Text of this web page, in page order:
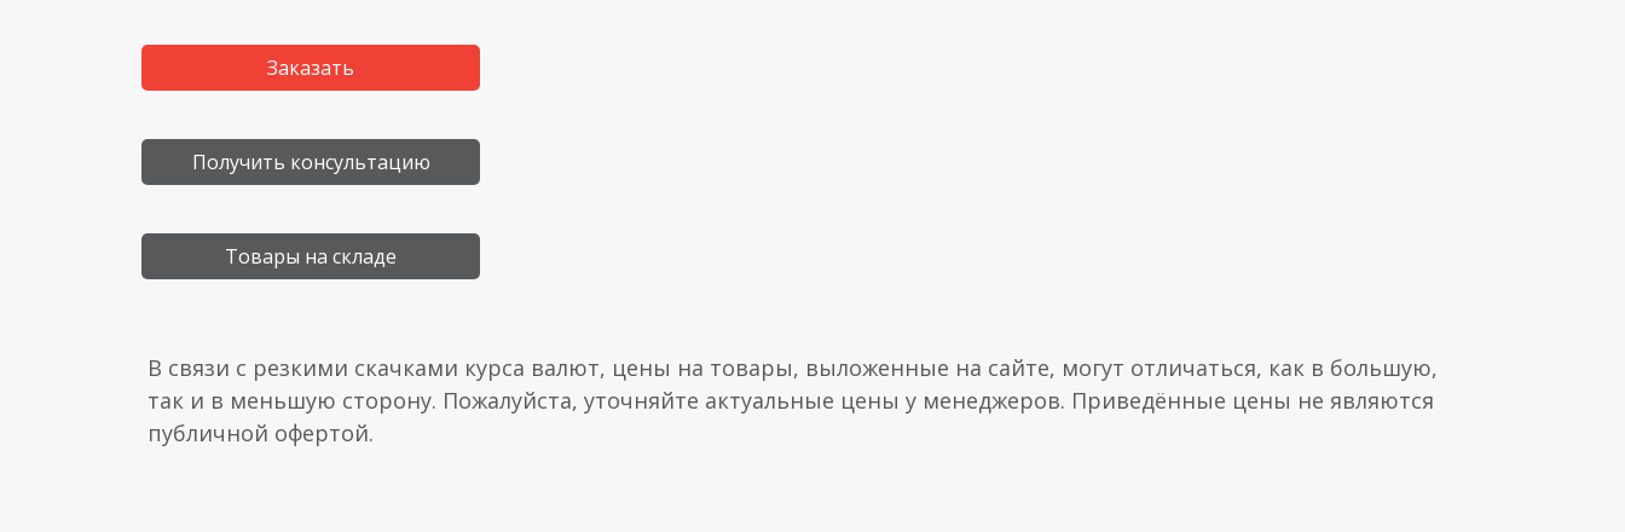
Заказать
Получить консультацию
Товары на складе
В связи с резкими скачками курса валют, цены на товары, выложенные на сайте, могут отличаться, как в большую,
так и в меньшую сторону. Пожалуйста, уточняйте актуальные цены у менеджеров. Приведённые цены не являются
публичной офертой.